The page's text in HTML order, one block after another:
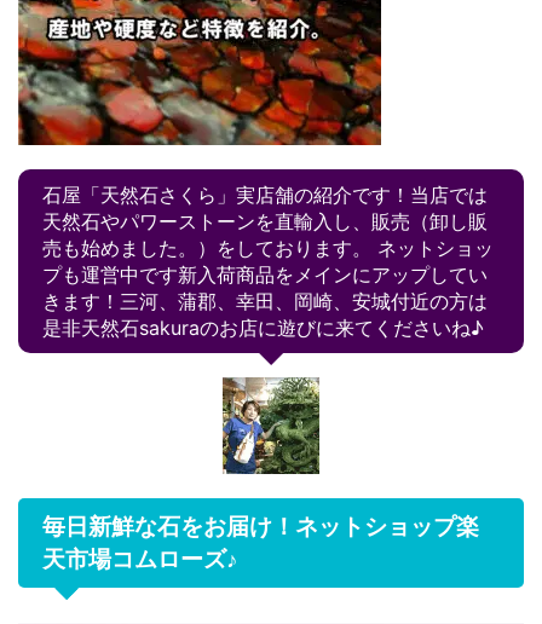
石屋「天然石さくら」実店舗の紹介です！当店では
天然石やパワーストーンを直輸入し、販売（卸し販
売も始めました。）をしております。 ネットショッ
プも運営中です新入荷商品をメインにアップしてい
きます！三河、蒲郡、幸田、岡崎、安城付近の方は
是非天然石sakuraのお店に遊びに来てくださいね♪
毎日新鮮な石をお届け！ネットショップ楽
天市場コムローズ♪